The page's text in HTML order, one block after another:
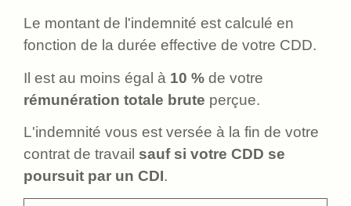
Le montant de l'indemnité est calculé en
fonction de la durée effective de votre CDD.
Il est au moins égal à 10 % de votre
rémunération totale brute perçue.
L'indemnité vous est versée à la fin de votre
contrat de travail sauf si votre CDD se
poursuit par un CDI.